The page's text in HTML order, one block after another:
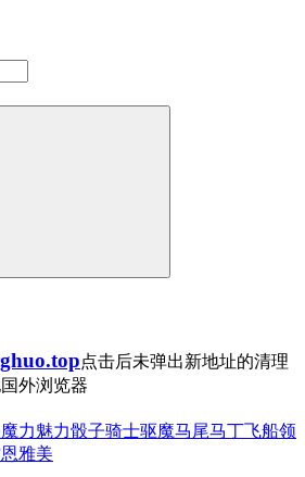
点击后未弹出新地址的清理
外浏览器
魔力魅力骰子骑士驱魔马尾马丁飞船领
雅美